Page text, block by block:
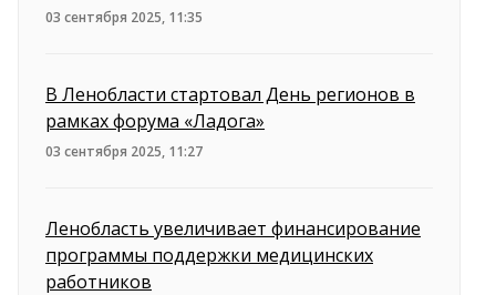
03 сентября 2025, 11:35
В Ленобласти стартовал День регионов в
рамках форума «Ладога»
03 сентября 2025, 11:27
Ленобласть увеличивает финансирование
программы поддержки медицинских
работников